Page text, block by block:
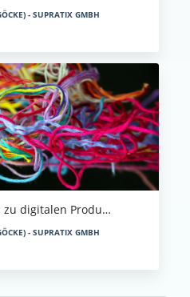
- SUPRATIX GMBH
zu digitalen Produ…
- SUPRATIX GMBH